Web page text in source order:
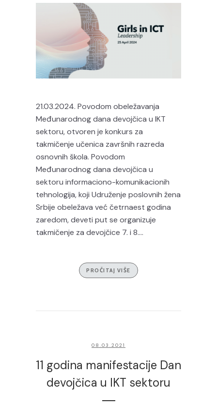
21.03.2024. Povodom obeležavanja
Međunarodnog dana devojčica u IKT
sektoru, otvoren je konkurs za
takmičenje učenica završnih razreda
osnovnih škola. Povodom
Međunarodnog dana devojčica u
sektoru informaciono-komunikacionih
tehnologija, koji Udruženje poslovnih žena
Srbije obeležava već četrnaest godina
zaredom, deveti put se organizuje
takmičenje za devojčice 7. i 8....
PROČITAJ VIŠE
08.03.2021
11 godina manifestacije Dan
devojčica u IKT sektoru